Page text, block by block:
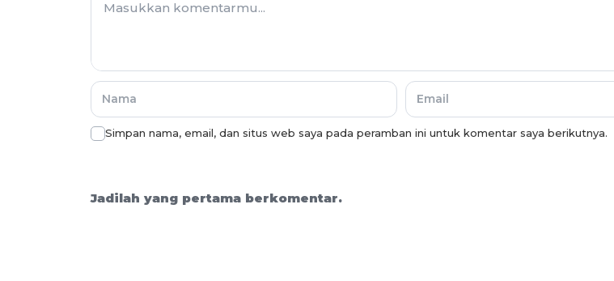
Simpan nama, email, dan situs web saya pada peramban ini untuk komentar saya berikutnya.
Jadilah yang pertama berkomentar.